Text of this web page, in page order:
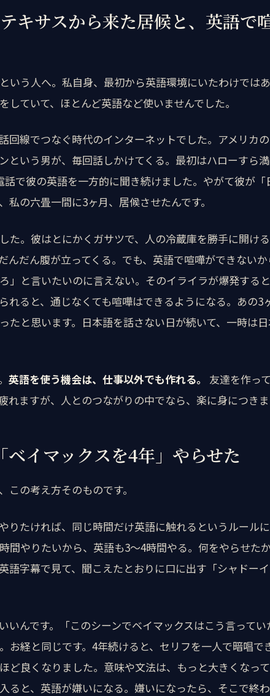
キサスから来た居候と、英語で
いう人へ。私自身、最初から英語環境にいたわけでは
していて、ほとんど英語など使いませんでした。
回線でつなぐ時代のインターネットでした。アメリカ
という男が、毎回話しかけてくる。最初はハローすら
話で彼の英語を一方的に聞き続けました。やがて彼が
私の六畳一間に3ヶ月、居候させたんです。
た。彼はとにかくガサツで、人の冷蔵庫を勝手に開け
んだん腹が立ってくる。でも、英語で喧嘩ができない
」と言いたいのに言えない。そのイライラが爆発する
れると、通じなくても喧嘩はできるようになる。あの3
たと思います。日本語を話さない日が続いて、一時は
英語を使う機会は、仕事以外でも作れる。 友達を作っ
れますが、人とのつながりの中でなら、楽に身につきま
ベイマックスを4年」やらせた
この考え方そのものです。
りたければ、同じ時間だけ英語に触れるというルールに
間やりたいから、英語も3〜4時間やる。何をやらせた
語字幕で見て、聞こえたとおりに口に出す「シャドー
いんです。「このシーンでベイマックスはこう言って
お経と同じです。4年続けると、セリフを一人で暗唱で
ど良くなりました。意味や文法は、もっと大きくなっ
ると、英語が嫌いになる。嫌いになったら、そこで終わ